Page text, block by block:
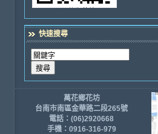
快速搜尋
萬花鄉花坊
台南市南區金華路二段265號
電話：(06)2920668
手機：0916-316-979